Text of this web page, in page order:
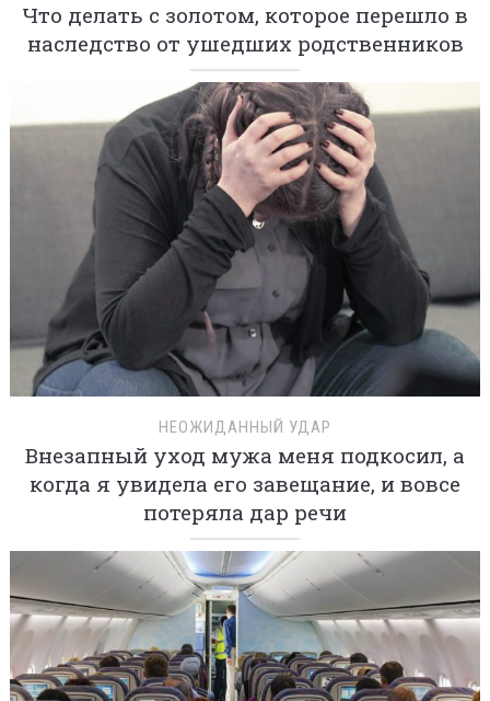
Что делать с золотом, которое перешло в
наследство от ушедших родственников
НЕОЖИДАННЫЙ УДАР
Внезапный уход мужа меня подкосил, а
когда я увидела его завещание, и вовсе
потеряла дар речи